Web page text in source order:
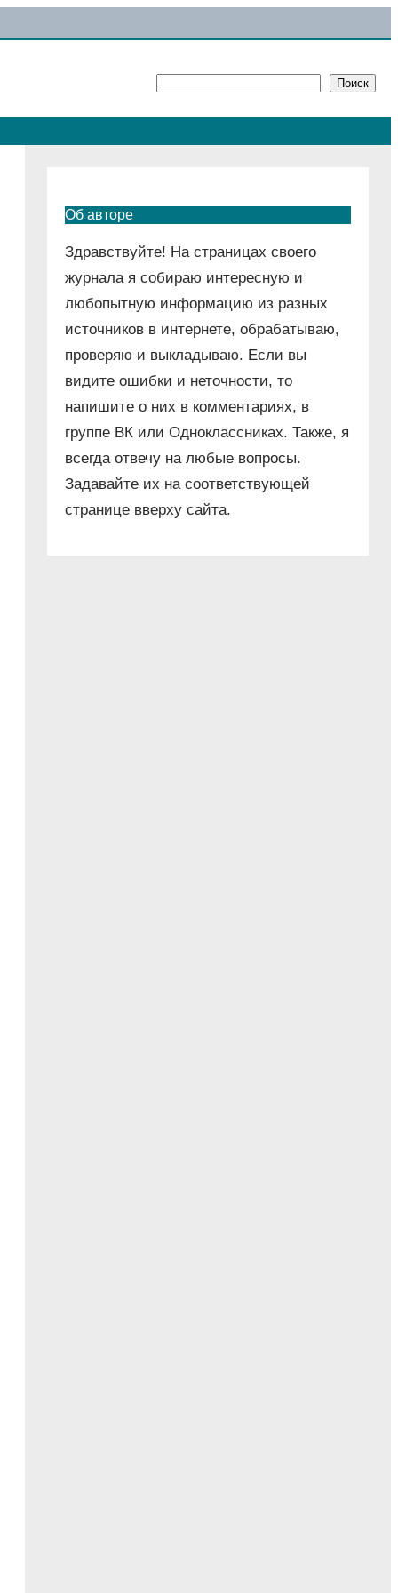
Поиск
Об авторе
Здравствуйте! На страницах своего
журнала я собираю интересную и
любопытную информацию из разных
источников в интернете, обрабатываю,
проверяю и выкладываю. Если вы
видите ошибки и неточности, то
напишите о них в комментариях, в
группе ВК или Одноклассниках. Также, я
всегда отвечу на любые вопросы.
Задавайте их на соответствующей
странице вверху сайта.